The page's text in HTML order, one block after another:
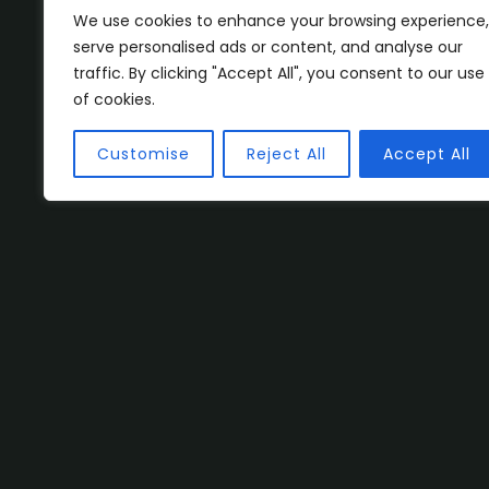
We use cookies to enhance your browsing experience,
serve personalised ads or content, and analyse our
traffic. By clicking "Accept All", you consent to our use
of cookies.
Customise Reject All Accept All